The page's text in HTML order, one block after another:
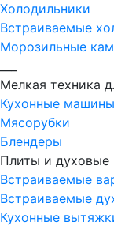
Холодильники
Встраиваемые
Морозильные
Мелкая техника
Кухонные машины
Мясорубки
Блендеры
Плиты и
Встраиваемые
Встраиваемые
Кухонные